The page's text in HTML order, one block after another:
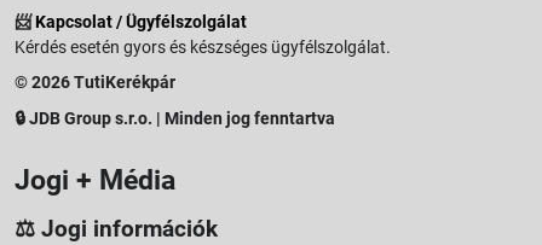
📨Kapcsolat / Ügyfélszolgálat
Kérdés esetén gyors és készséges ügyfélszolgálat.
© 2026 TutiKerékpár
🔒 JDB Group s.r.o. | Minden jog fenntartva
Jogi + Média
⚖️ Jogi információk